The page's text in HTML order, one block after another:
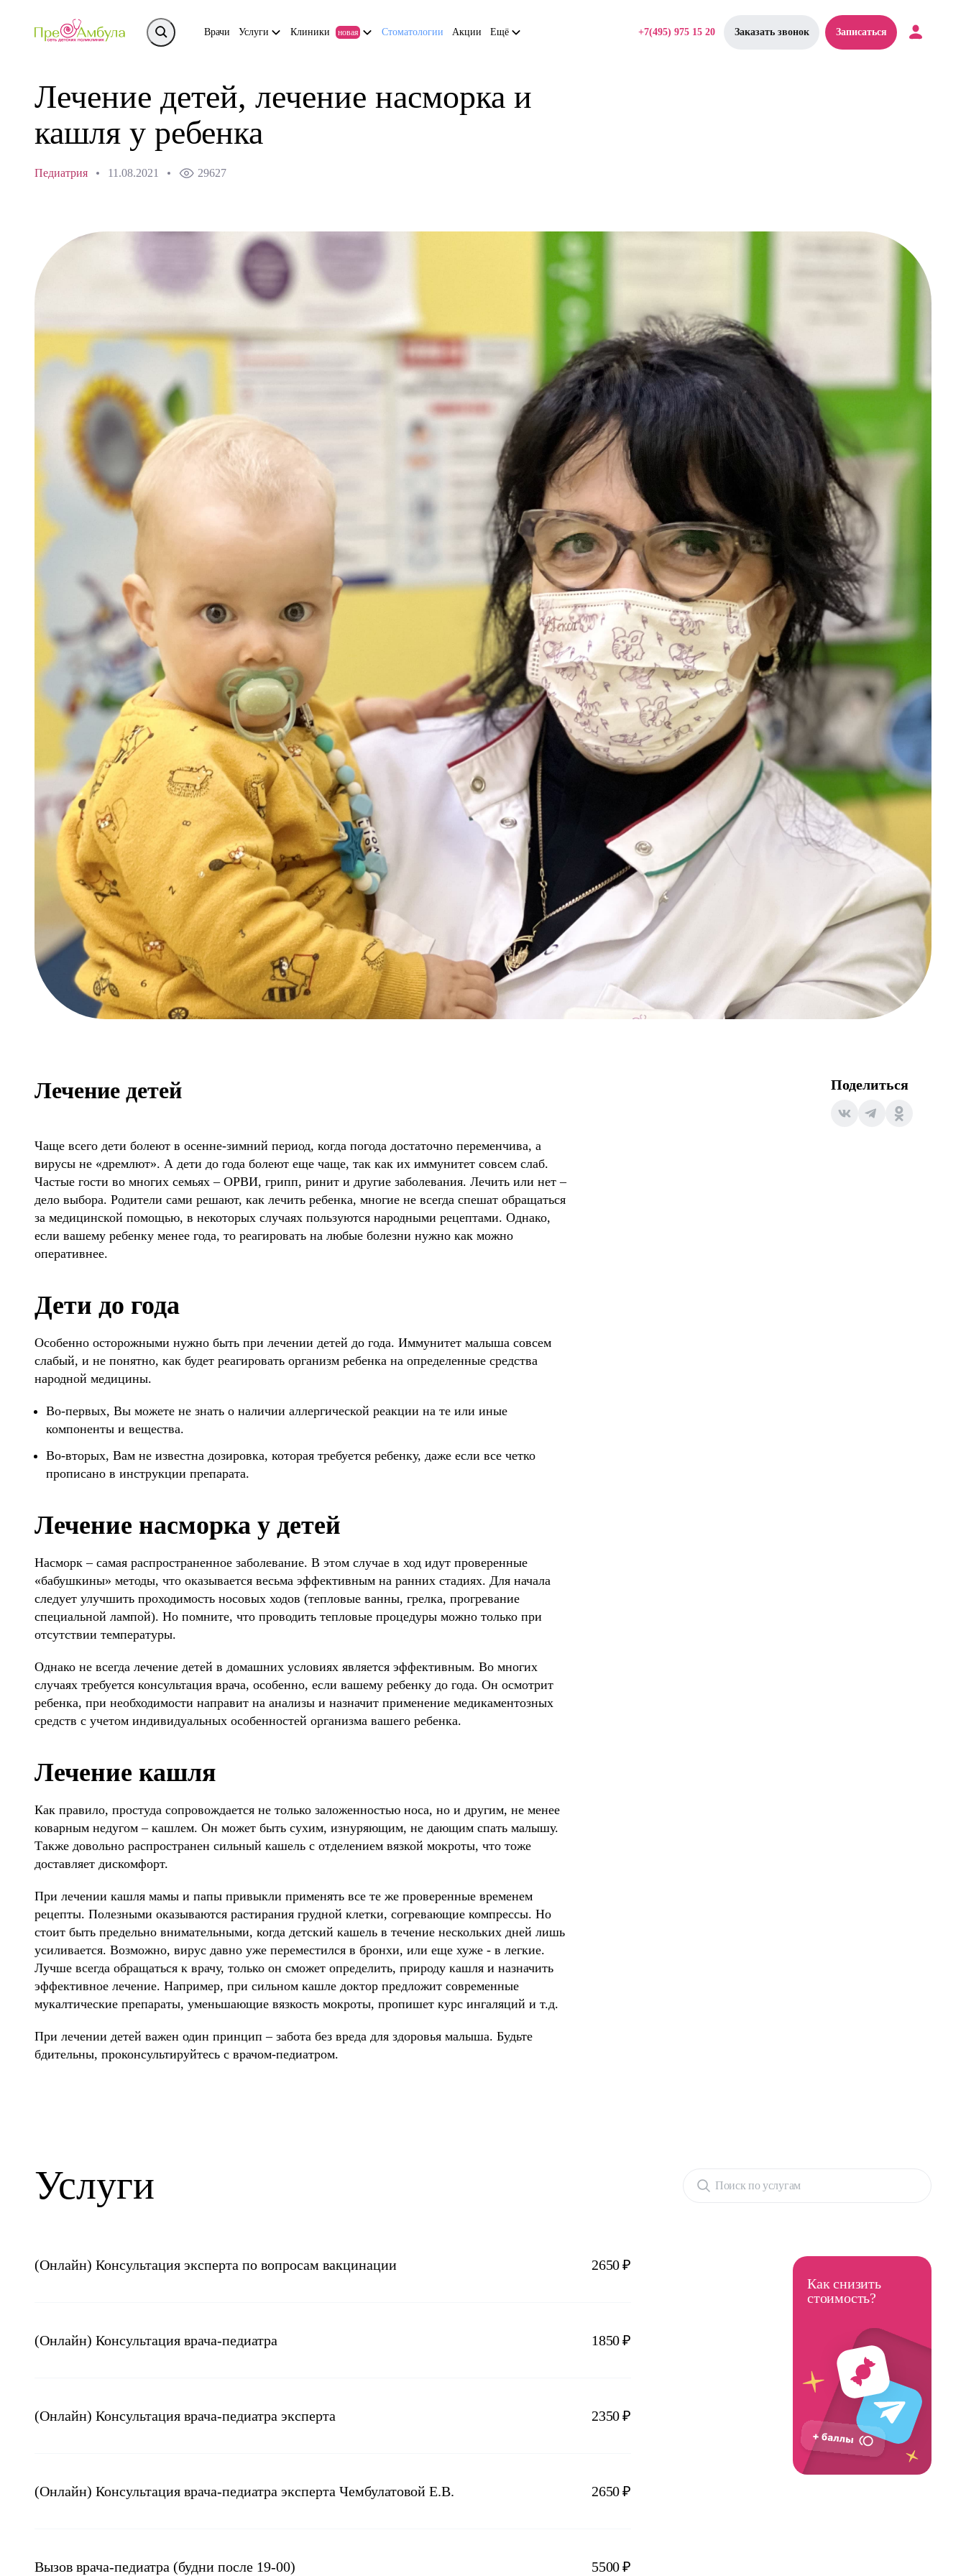
Врачи Услуги Клиники новая Стоматологии Акции Ещё +7(495) 975 15 20 Заказать звонок Записаться
Лечение детей, лечение насморка и
кашля у ребенка
Педиатрия 11.08.2021 29627
Лечение детей
Чаще всего дети болеют в осенне-зимний период, когда погода достаточно переменчива, а
вирусы не «дремлют». А дети до года болеют еще чаще, так как их иммунитет совсем слаб.
Частые гости во многих семьях – ОРВИ, грипп, ринит и другие заболевания. Лечить или нет –
дело выбора. Родители сами решают, как лечить ребенка, многие не всегда спешат обращаться
за медицинской помощью, в некоторых случаях пользуются народными рецептами. Однако,
если вашему ребенку менее года, то реагировать на любые болезни нужно как можно
оперативнее.
Дети до года
Особенно осторожными нужно быть при лечении детей до года. Иммунитет малыша совсем
слабый, и не понятно, как будет реагировать организм ребенка на определенные средства
народной медицины.
Во-первых, Вы можете не знать о наличии аллергической реакции на те или иные
компоненты и вещества.
Во-вторых, Вам не известна дозировка, которая требуется ребенку, даже если все четко
прописано в инструкции препарата.
Лечение насморка у детей
Насморк – самая распространенное заболевание. В этом случае в ход идут проверенные
«бабушкины» методы, что оказывается весьма эффективным на ранних стадиях. Для начала
следует улучшить проходимость носовых ходов (тепловые ванны, грелка, прогревание
специальной лампой). Но помните, что проводить тепловые процедуры можно только при
отсутствии температуры.
Однако не всегда лечение детей в домашних условиях является эффективным. Во многих
случаях требуется консультация врача, особенно, если вашему ребенку до года. Он осмотрит
ребенка, при необходимости направит на анализы и назначит применение медикаментозных
средств с учетом индивидуальных особенностей организма вашего ребенка.
Лечение кашля
Как правило, простуда сопровождается не только заложенностью носа, но и другим, не менее
коварным недугом – кашлем. Он может быть сухим, изнуряющим, не дающим спать малышу.
Также довольно распространен сильный кашель с отделением вязкой мокроты, что тоже
доставляет дискомфорт.
При лечении кашля мамы и папы привыкли применять все те же проверенные временем
рецепты. Полезными оказываются растирания грудной клетки, согревающие компрессы. Но
стоит быть предельно внимательными, когда детский кашель в течение нескольких дней лишь
усиливается. Возможно, вирус давно уже переместился в бронхи, или еще хуже - в легкие.
Лучше всегда обращаться к врачу, только он сможет определить, природу кашля и назначить
эффективное лечение. Например, при сильном кашле доктор предложит современные
мукалтические препараты, уменьшающие вязкость мокроты, пропишет курс ингаляций и т.д.
При лечении детей важен один принцип – забота без вреда для здоровья малыша. Будьте
бдительны, проконсультируйтесь с врачом-педиатром.
Поделиться
Услуги Поиск по услугам
(Онлайн) Консультация эксперта по вопросам вакцинации 2650 ₽
(Онлайн) Консультация врача-педиатра 1850 ₽
(Онлайн) Консультация врача-педиатра эксперта 2350 ₽
(Онлайн) Консультация врача-педиатра эксперта Чембулатовой Е.В. 2650 ₽
Вызов врача-педиатра (будни после 19-00) 5500 ₽
Как снизить
стоимость?